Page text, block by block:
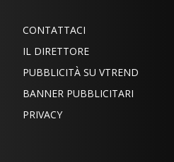
CONTATTACI
IL DIRETTORE
PUBBLICITÀ SU VTREND
BANNER PUBBLICITARI
PRIVACY